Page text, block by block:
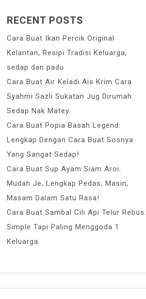
RECENT POSTS
Cara Buat Ikan Percik Original
Kelantan, Resipi Tradisi Keluarga,
sedap dan padu
Cara Buat Air Keladi Ais Krim Cara
Syahmi Sazli Sukatan Jug Dirumah.
Sedap Nak Matey.
Cara Buat Popia Basah Legend.
Lengkap Dengan Cara Buat Sosnya
Yang Sangat Sedap!
Cara Buat Sup Ayam Siam Aroi.
Mudah Je, Lengkap Pedas, Masin,
Masam Dalam Satu Rasa!
Cara Buat Sambal Cili Api Telur Rebus.
Simple Tapi Paling Menggoda 1
Keluarga.